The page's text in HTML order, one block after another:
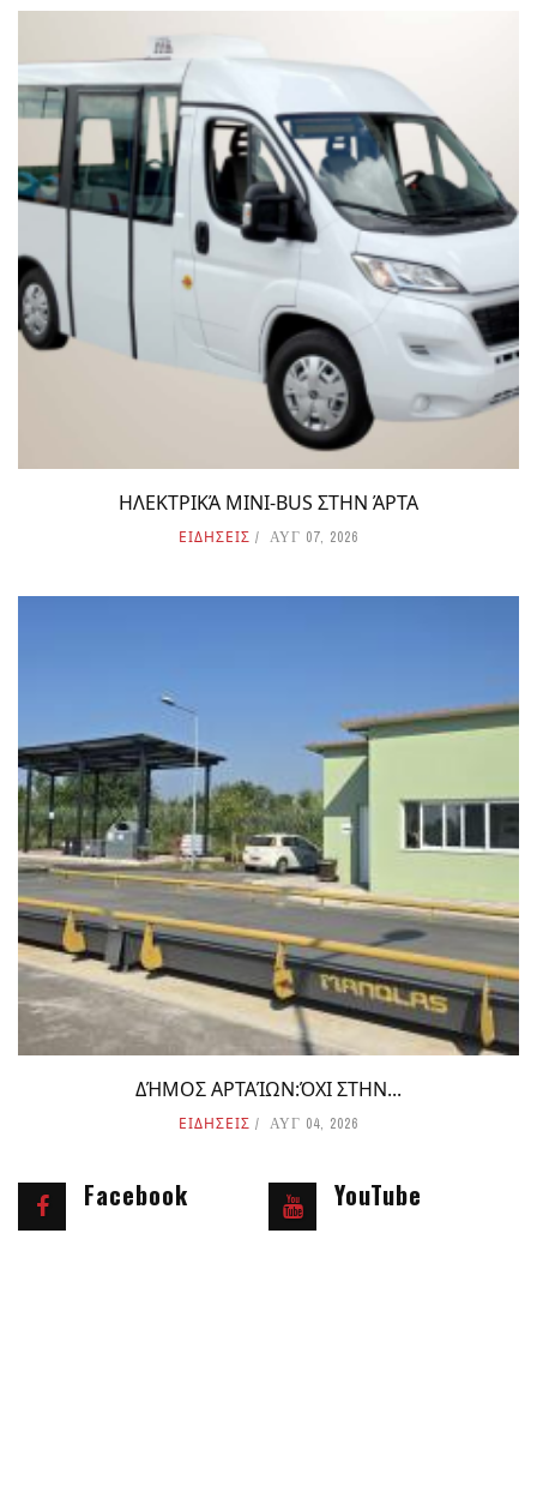
ΗΛΕΚΤΡΙΚΆ MINI-BUS ΣΤΗΝ ΆΡΤΑ
ΕΙΔΗΣΕΙΣ ΑΥΓ 07, 2026
ΔΉΜΟΣ ΑΡΤΑΊΩΝ:ΌΧΙ ΣΤΗΝ...
ΕΙΔΗΣΕΙΣ ΑΥΓ 04, 2026
Facebook YouTube